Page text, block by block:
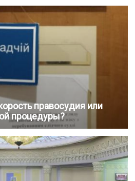
правосудия или
процедуры?